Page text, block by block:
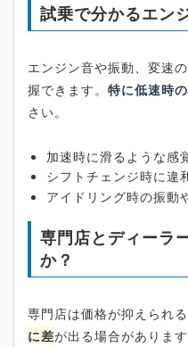
試乗で分かるエン
エンジン音や振動、変速
握できます。 特に低速時
さい。
加速時に滑るような感
シフトチェンジ時に違
アイドリング時の振動
専門店とディーラ
か？
専門店は価格が抑えられる
に差が出る場合がありま